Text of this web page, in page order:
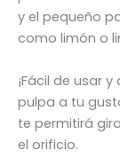
y el pequeño
como limón o
¡Fácil de usar
pulpa a tu
te permitirá
el orificio.